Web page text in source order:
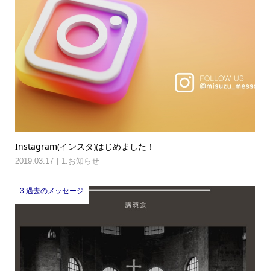
Instagram(インスタ)はじめました！
2019.03.17 1.お知らせ
3.過去のメッセージ